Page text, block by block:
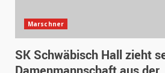
Marschner
SK Schwäbisch Hall zieht